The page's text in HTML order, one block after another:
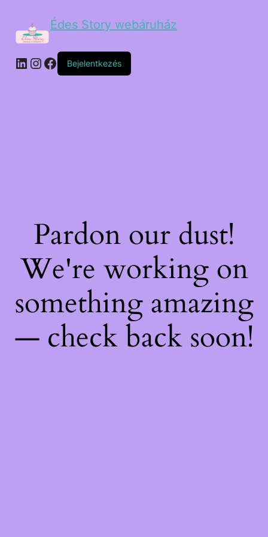
Édes Story webáruház
Bejelentkezés
Pardon our dust!
We're working on
something amazing
— check back soon!